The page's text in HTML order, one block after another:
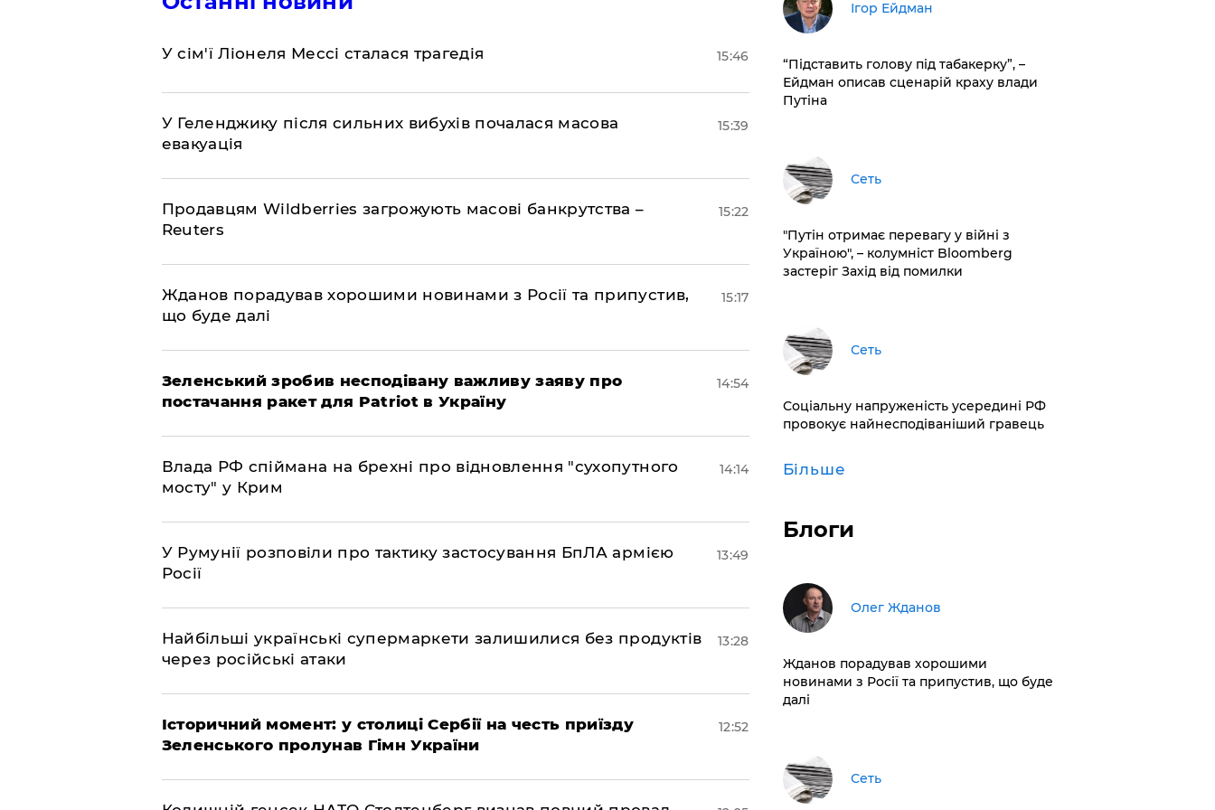
У сім'ї Ліонеля Мессі сталася трагедія 15:46
У Геленджику після сильних вибухів почалася масова
евакуація
15:39
Продавцям Wildberries загрожують масові банкрутства –
Reuters
15:22
Жданов порадував хорошими новинами з Росії та припустив,
що буде далі
15:17
Зеленський зробив несподівану важливу заяву про
постачання ракет для Patriot в Україну
14:54
Влада РФ спіймана на брехні про відновлення "сухопутного
мосту" у Крим
14:14
У Румунії розповіли про тактику застосування БпЛА армією
Росії
13:49
Найбільші українські супермаркети залишилися без продуктів
через російські атаки
13:28
Історичний момент: у столиці Сербії на честь приїзду
Зеленського пролунав Гімн України
12:52
Ігор Ейдман
​“Підставить голову під табакерку”, –
Ейдман описав сценарій краху влади
Путіна
Сеть
"Путін отримає перевагу у війні з
Україною", – колумніст Bloomberg
застеріг Захід від помилки
Сеть
Соціальну напруженість усередині РФ
провокує найнесподіваніший гравець
Більше
Блоги
Олег Жданов
Жданов порадував хорошими
новинами з Росії та припустив, що буде
далі
Сеть